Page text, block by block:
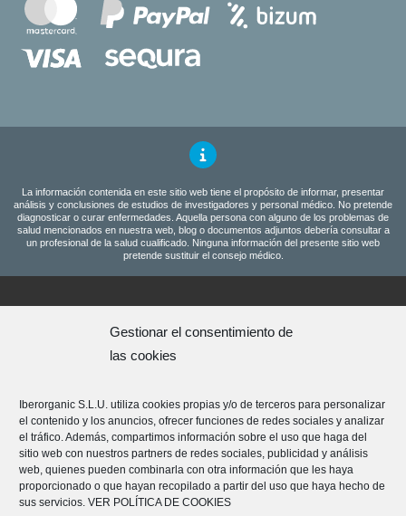
Gestionar el consentimiento de
las cookies
Iberorganic S.L.U. utiliza cookies propias y/o de terceros para personalizar
el contenido y los anuncios, ofrecer funciones de redes sociales y analizar
el tráfico. Además, compartimos información sobre el uso que haga del
sitio web con nuestros partners de redes sociales, publicidad y análisis
web, quienes pueden combinarla con otra información que les haya
proporcionado o que hayan recopilado a partir del uso que haya hecho de
sus servicios. VER POLÍTICA DE COOKIES
La información contenida en este sitio web tiene el propósito de informar, presentar
análisis y conclusiones de estudios de investigadores y personal médico. No pretende
diagnosticar o curar enfermedades. Aquella persona con alguno de los problemas de
salud mencionados en nuestra web, blog o documentos adjuntos debería consultar a
un profesional de la salud cualificado. Ninguna información del presente sitio web
pretende sustituir el consejo médico.
Política de cookies
Política de devoluciones
Plataforma Resolución de Litigios
Iberorganic S.L.U – Av. del Ecuador 85, bajo, 46025 Valencia